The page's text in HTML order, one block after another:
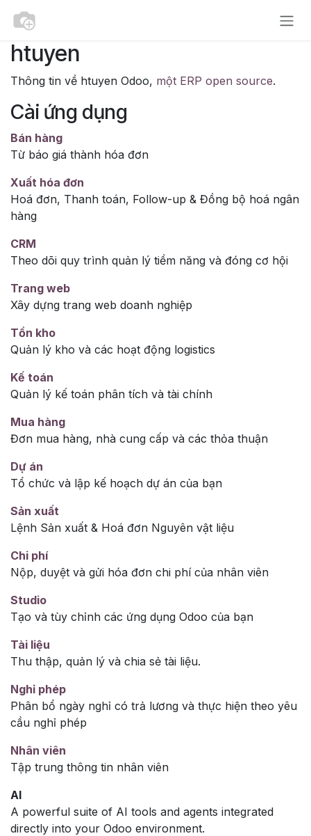
htuyen
Thông tin về htuyen Odoo, một ERP open source.
Cài ứng dụng
Bán hàng
Từ báo giá thành hóa đơn
Xuất hóa đơn
Hoá đơn, Thanh toán, Follow-up & Đồng bộ hoá ngân
hàng
CRM
Theo dõi quy trình quản lý tiềm năng và đóng cơ hội
Trang web
Xây dựng trang web doanh nghiệp
Tồn kho
Quản lý kho và các hoạt động logistics
Kế toán
Quản lý kế toán phân tích và tài chính
Mua hàng
Đơn mua hàng, nhà cung cấp và các thỏa thuận
Dự án
Tổ chức và lập kế hoạch dự án của bạn
Sản xuất
Lệnh Sản xuất & Hoá đơn Nguyên vật liệu
Chi phí
Nộp, duyệt và gửi hóa đơn chi phí của nhân viên
Studio
Tạo và tùy chỉnh các ứng dụng Odoo của bạn
Tài liệu
Thu thập, quản lý và chia sẻ tài liệu.
Nghỉ phép
Phân bổ ngày nghỉ có trả lương và thực hiện theo yêu
cầu nghỉ phép
Nhân viên
Tập trung thông tin nhân viên
AI
A powerful suite of AI tools and agents integrated
directly into your Odoo environment.